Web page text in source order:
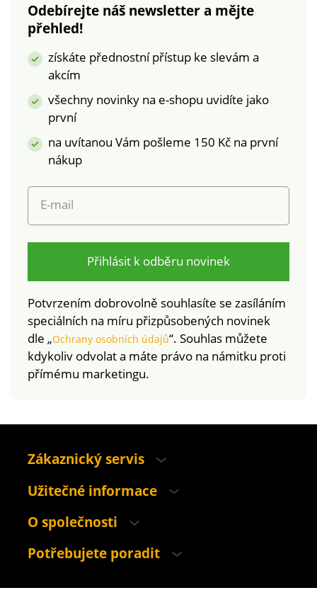
Odebírejte náš newsletter a mějte
přehled!
získáte přednostní přístup ke slevám a
akcím
všechny novinky na e-shopu uvidíte jako
první
na uvítanou Vám pošleme 150 Kč na první
nákup
E-mail
Přihlásit k odběru novinek
Potvrzením dobrovolně souhlasíte se zasíláním
speciálních na míru přizpůsobených novinek
dle „Ochrany osobních údajů“. Souhlas můžete
kdykoliv odvolat a máte právo na námitku proti
přímému marketingu.
Zákaznický servis
Užitečné informace
O společnosti
Potřebujete poradit